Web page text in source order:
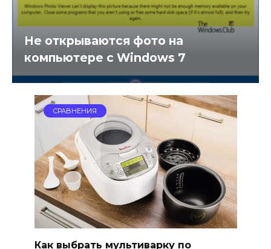
Не открываются фото на
компьютере с Windows 7
СРАВНЕНИЯ
Как выбрать мультиварку по